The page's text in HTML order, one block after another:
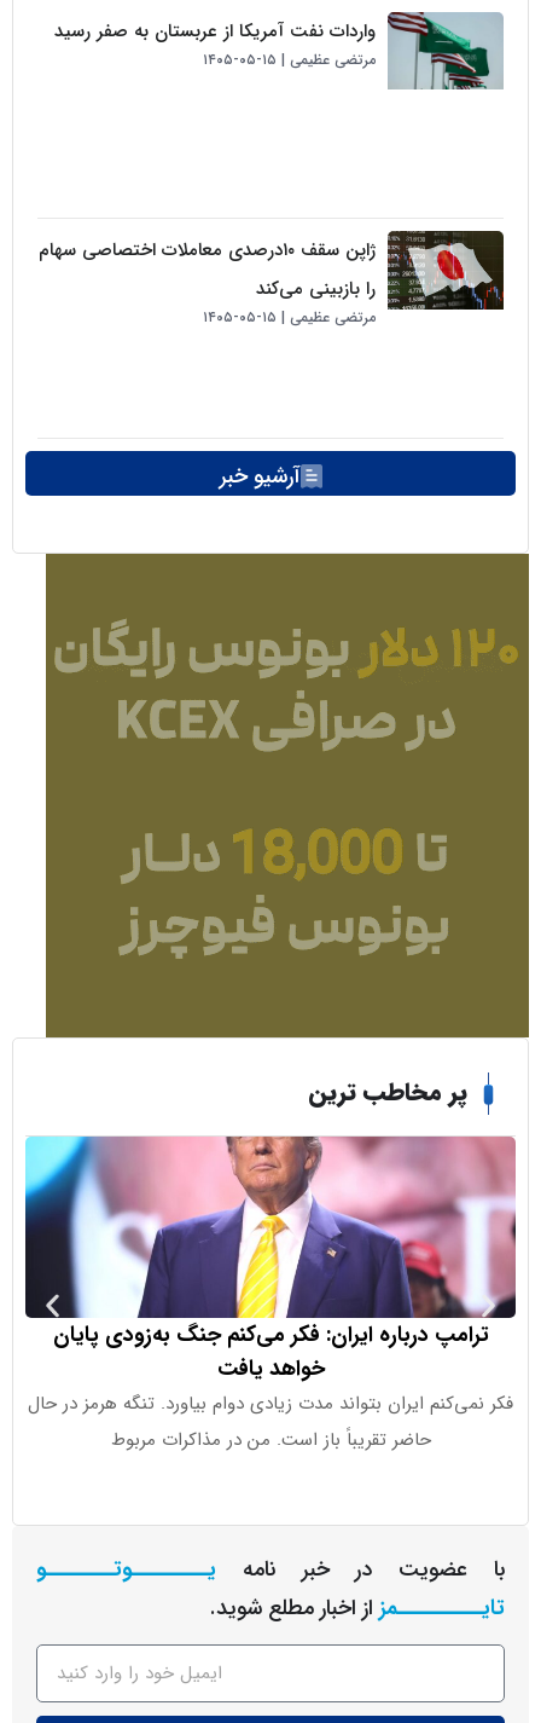
واردات نفت آمریکا از عربستان به صفر رسید
مرتضی عظیمی ۱۵-۰۵-۱۴۰۵
ژاپن سقف ۱۰درصدی معاملات اختصاصی سهام
را بازبینی می‌کند
مرتضی عظیمی ۱۵-۰۵-۱۴۰۵
آرشیو خبر
پر مخاطب ترین
درباره ایران: فکر می‌کنم جنگ به‌زودی پایان
خواهد یافت
ایران بتواند مدت زیادی دوام بیاورد. تنگه هرمز در حال
حاضر تقریباً باز است. من در مذاکرات مربوط
اوپن‌ای‌آی
در خبر نامه
یـــــــــوتــــــــو
از اخبار مطلع شوید.